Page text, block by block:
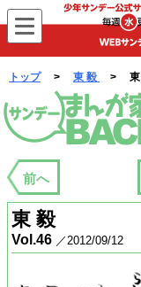
トップ> 東 毅 > 東
まんが家バックス
前へ
東 毅
Vol.46 ／2012/09/12